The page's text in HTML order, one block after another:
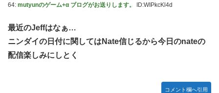
64: mutyunのゲーム+α ブログがお送りします。 ID:WIPkcKl4d
最近のJeffはなぁ…
ニンダイの日付に関してはNate信じるから今日のnateの
配信楽しみにしとく
コメント欄へ引用